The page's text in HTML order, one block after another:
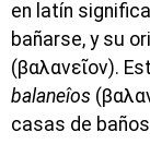
en latín
bañarse, y su
(βαλανεῖον).
balaneîos
casas de